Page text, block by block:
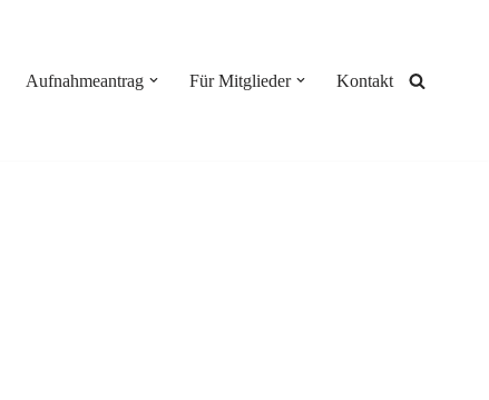
Aufnahmeantrag Für Mitglieder Kontakt